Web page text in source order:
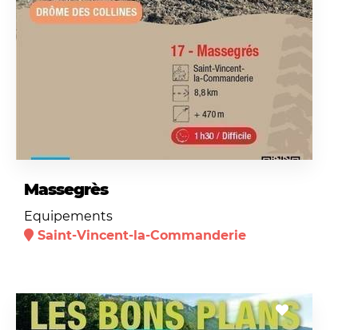
Massegrès
Equipements
Saint-Vincent-la-Commanderie